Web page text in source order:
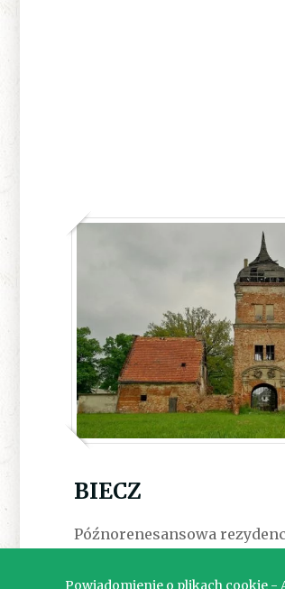
BIECZ
Późnorenesansowa
obronnej budowli. Po kilku
Powiadomienie o plikach cookie -